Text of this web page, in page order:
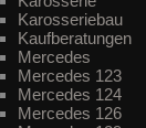
Karosseriebau
Kaufberatungen
Mercedes
Mercedes 123
Mercedes 124
Mercedes 126